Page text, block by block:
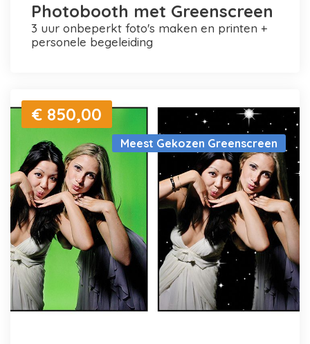
Photobooth met Greenscreen
3 uur onbeperkt foto's maken en printen +
personele begeleiding
Meest Gekozen Greenscreen
€ 850,00